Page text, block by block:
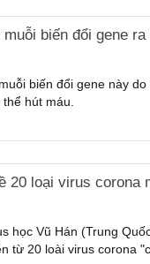
biến đổi gene
biến đổi gene này
hút máu.
20 loại virus corona
học Vũ Hán (Trung
từ 20 loài virus corona